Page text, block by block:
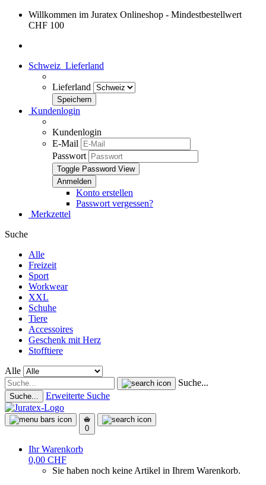
Willkommen im Juratex Onlineshop - Mindestbestellwert
CHF 100
Schweiz Lieferland
Lieferland
Kundenlogin
Kundenlogin
E-Mail
Passwort
Toggle Password View
Konto erstellen
Passwort vergessen?
Merkzettel
Suche
Alle
Freizeit
Sport
Workwear
XXL
Schuhe
Tiere
Accessoires
Geschenk mit Herz
Stofftiere
Alle
Suche...
Suche... Erweiterte Suche
0
Ihr Warenkorb
0,00 CHF
Sie haben noch keine Artikel in Ihrem Warenkorb.